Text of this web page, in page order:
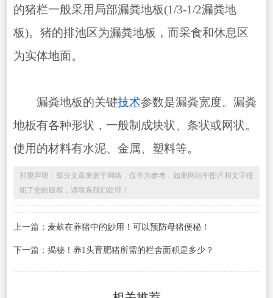
的猪栏一般采用局部漏粪地板(1/3-1/2漏粪地
板)。猪的排池区为漏粪地板，而采食和休息区
为实体地面。
漏粪地板的关键技术参数是漏粪宽度。漏粪
地板有各种形状，一般制成块状、条状或网状。
使用的材料有水泥、金属、塑料等。
郑重声明：部分文章来源于网络，仅作为参考，如果网站中图片和文字侵
犯了您的版权，请联系我们处理！
上一篇： 麦麸在养猪中的妙用！可以预防母猪便秘！
下一篇： 揭秘！养1头育肥猪所需的栏舍面积是多少？